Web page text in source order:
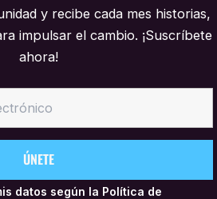
y recibe cada mes historias,
impulsar el cambio. ¡Suscríbete
ahora!
datos según la Política de